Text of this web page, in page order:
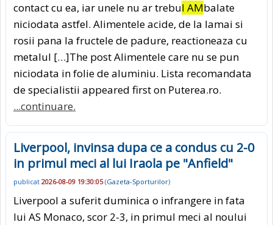
contact cu ea, iar unele nu ar trebuI AMbalate
niciodata astfel. Alimentele acide, de la lamai si
rosii pana la fructele de padure, reactioneaza cu
metalul […]The post Alimentele care nu se pun
niciodata in folie de aluminiu. Lista recomandata
de specialistii appeared first on Puterea.ro.
...continuare.
Liverpool, invinsa dupa ce a condus cu 2-0
in primul meci al lui Iraola pe "Anfield"
publicat 2026-08-09 19:30:05(Gazeta-Sporturilor)
Liverpool a suferit duminica o infrangere in fata
lui AS Monaco, scor 2-3, in primul meci al noului